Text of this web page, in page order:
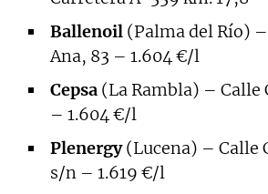
Ballenoil (Palma del Río)
Ana, 83 – 1.604 €/l
Cepsa (La Rambla) – Calle
– 1.604 €/l
Plenergy(Lucena) – Calle
s/n – 1.619 €/l